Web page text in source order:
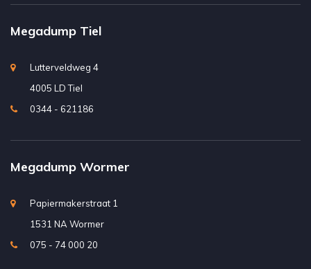
Megadump Tiel
Lutterveldweg 4
4005 LD Tiel
0344 - 621186
Megadump Wormer
Papiermakerstraat 1
1531 NA Wormer
075 - 74 000 20